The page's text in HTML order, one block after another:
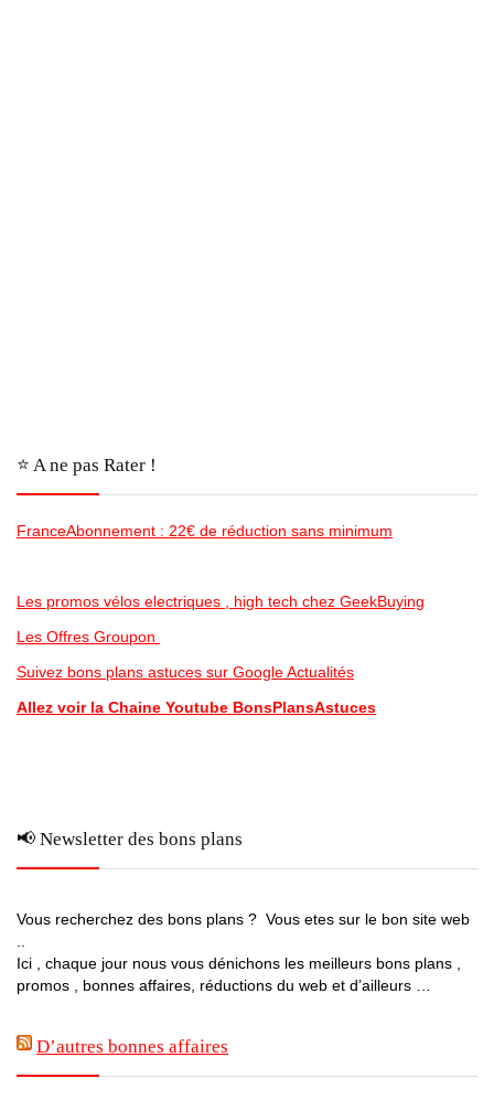
⭐️ A ne pas Rater !
FranceAbonnement : 22€ de réduction sans minimum
Les promos vélos electriques , high tech chez GeekBuying
Les Offres Groupon
Suivez bons plans astuces sur Google Actualités
Allez voir la Chaine Youtube BonsPlansAstuces
📢 Newsletter des bons plans
Vous recherchez des bons plans ? Vous etes sur le bon site web
..
Ici , chaque jour nous vous dénichons les meilleurs bons plans ,
promos , bonnes affaires, réductions du web et d’ailleurs …
D’autres bonnes affaires